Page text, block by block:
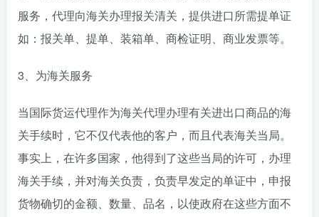
服务，代理向海关办理报关清关，提供进口所需提单证
如：报关单、提单、装箱单、商检证明、商业发票等。
3、为海关服务
当国际货运代理作为海关代理办理有关进出口商品的海
关手续时，它不仅代表他的客户，而且代表海关当局。
事实上，在许多国家，他得到了这些当局的许可，办理
海关手续，并对海关负责，负责早发定的单证中，申报
货物确切的金额、数量、品名，以使政府在这些方面不